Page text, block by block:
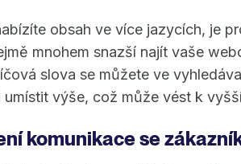
obsah ve více jazycích, je
mnohem snazší najít vaše
slova se můžete ve
umístit výše, což může vést k
komunikace se